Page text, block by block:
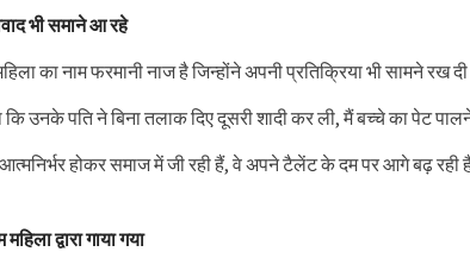
भी समाने आ रहे
का नाम फरमानी नाज है जिन्होंने अपनी प्रतिक्रिया भी सामने रख
उनके पति ने बिना तलाक दिए दूसरी शादी कर ली, मैं बच्चे का पेट पालने
होकर समाज में जी रही हैं, वे अपने टैलेंट के दम पर आगे बढ़
द्वारा गाया गया